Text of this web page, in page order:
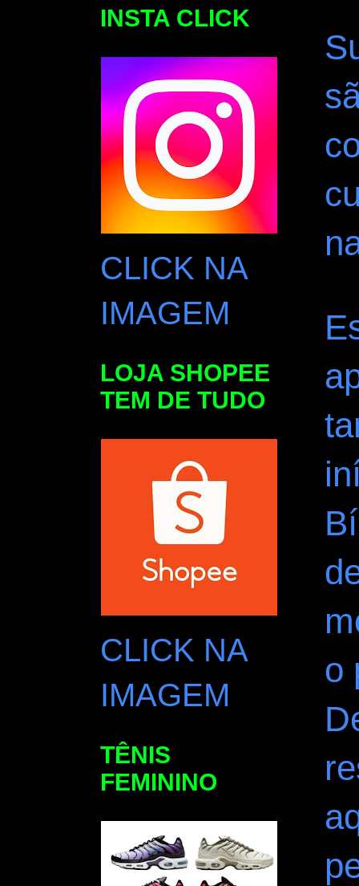
o
INSTA CLICK
CLICK NA
IMAGEM
LOJA SHOPEE
TEM DE TUDO
CLICK NA
IMAGEM
TÊNIS
FEMININO